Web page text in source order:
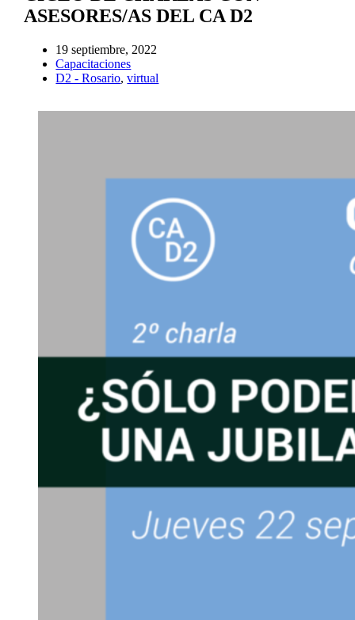
ASESORES/AS DEL CA D2
19 septiembre, 2022
Capacitaciones
D2 - Rosario,virtual